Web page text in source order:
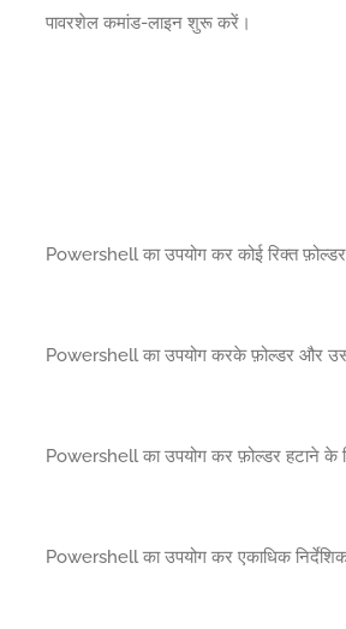
पावरशेल कमांड-लाइन शुरू करें।
Powershell का उपयोग कर कोई रिक्त फ़ोल्डर
Powershell का उपयोग करके फ़ोल्डर और
Powershell का उपयोग कर फ़ोल्डर हटाने के
Powershell का उपयोग कर एकाधिक